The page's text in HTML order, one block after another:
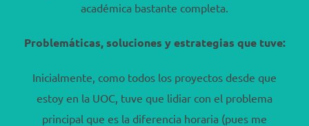
académica bastante completa.
Problemáticas, soluciones y estrategias que tuve:
Inicialmente, como todos los proyectos desde que
estoy en la UOC, tuve que lidiar con el problema
principal que es la diferencia horaria (pues me